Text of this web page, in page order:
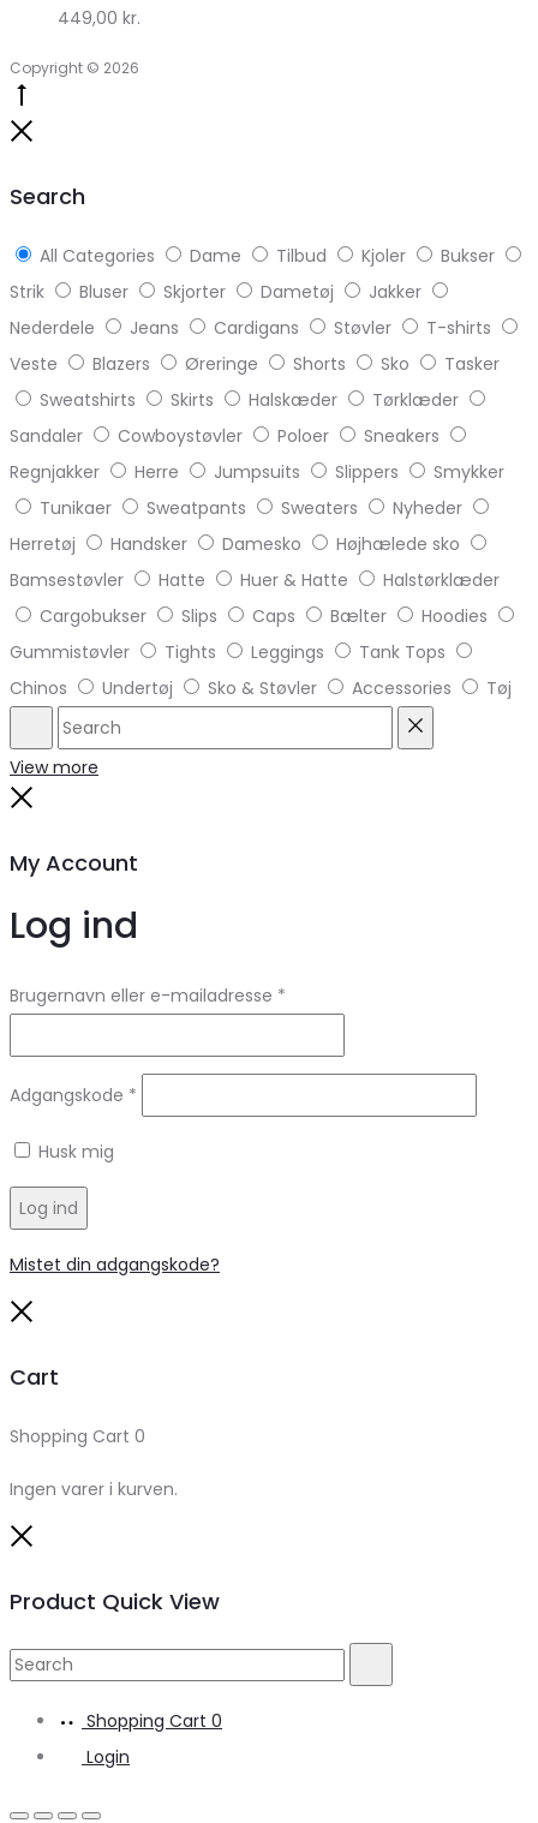
449,00 kr.
Copyright © 2026
Search
All Categories Dame Tilbud Kjoler
Bukser
Strik
Bluser Skjorter Dametøj
Jakker
Nederdele
Jeans Cardigans Støvler
T-shirts
Veste
Blazers Øreringe Shorts Sko
Tasker
Sweatshirts
Skirts Halskæder
Tørklæder
Sandaler
Cowboystøvler Poloer
Sneakers
Regnjakker
Herre Jumpsuits Slippers
Smykker
Tunikaer
Sweatpants Sweaters
Nyheder
Herretøj
Handsker Damesko
Højhælede sko
Bamsestøvler
Hatte Huer & Hatte
Halstørklæder
Cargobukser
Slips Caps Bælter
Hoodies
Gummistøvler
Tights Leggings
Tank Tops
Chinos
Undertøj Sko & Støvler Accessories Tøj
Search
View more
My Account
Log ind
Brugernavn eller e-mailadresse *
Adgangskode *
Husk mig
Log ind
Mistet din adgangskode?
Cart
Shopping Cart 0
Ingen varer i kurven.
Product Quick View
Search
Shopping Cart 0
Login